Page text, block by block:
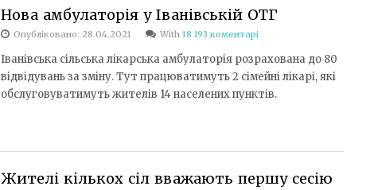
Нова амбулаторія у Іванівській ОТГ
Опубліковано: 28.04.2021 With 18 193 коментарі
Іванівська сільська лікарська амбулаторія розрахована до 80
відвідувань за зміну. Тут працюватимуть 2 сімейні лікарі, які
обслуговуватимуть жителів 14 населених пунктів.
Жителі кількох сіл вважають першу сесію